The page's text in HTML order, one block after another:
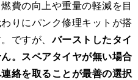
費の向上や重量の軽減を目
りにパンク修理キットが搭
ですが、バーストしたタイ
。スペアタイヤが無い場合
絡を取ることが最善の選択